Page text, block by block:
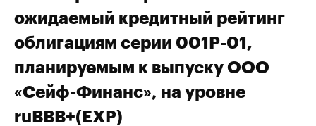
ожидаемый кредитный рейтинг
облигациям серии 001Р-01,
планируемым к выпуску ООО
«Сейф-Финанс», на уровне
ruBBB+(EXP)